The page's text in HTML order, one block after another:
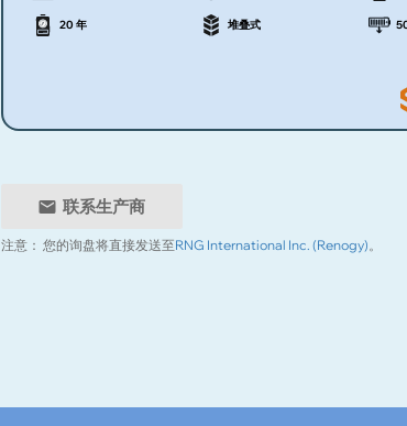
20 年 堆叠式
联系生产商
注意： 您的询盘将直接发送至RNG International Inc. (Renogy)。